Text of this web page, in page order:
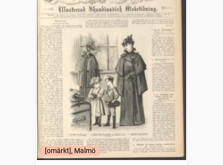
[omärkt], Malmö